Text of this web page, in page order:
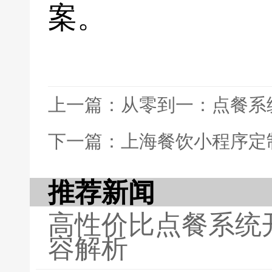
案。
上一篇：从零到一：点餐
下一篇：上海餐饮小程序
推荐新闻
高性价比点餐系
容解析